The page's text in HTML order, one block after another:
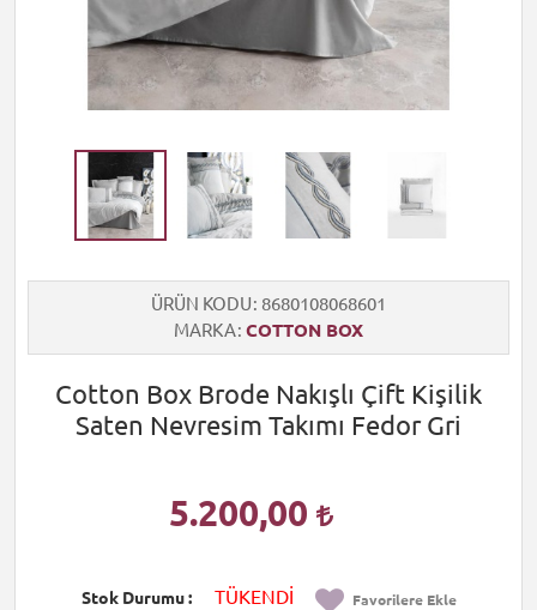
ÜRÜN KODU 8680108068601
MARKA COTTON BOX
Cotton Box Brode Nakışlı Çift Kişilik
Saten Nevresim Takımı Fedor Gri
5.200,00
Stok Durumu TÜKENDİ Favorilere Ekle